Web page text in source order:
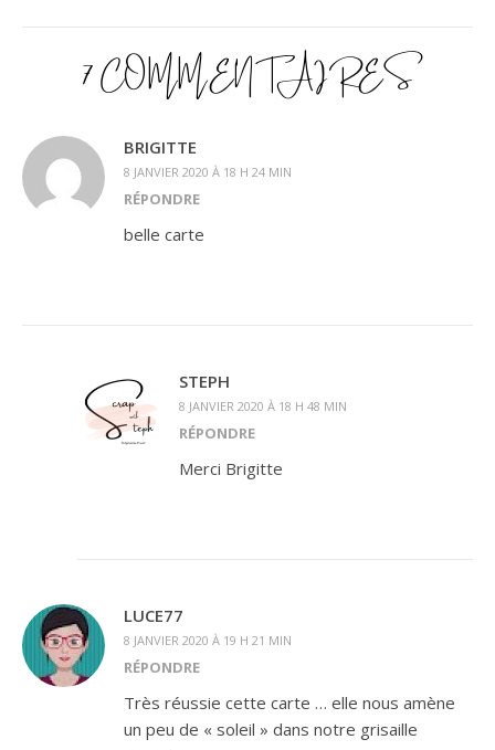
7 COMMENTAIRES
BRIGITTE
8 JANVIER 2020 À 18 H 24 MIN
RÉPONDRE
belle carte
STEPH
8 JANVIER 2020 À 18 H 48 MIN
RÉPONDRE
Merci Brigitte
LUCE77
8 JANVIER 2020 À 19 H 21 MIN
RÉPONDRE
Très réussie cette carte … elle nous amène
un peu de « soleil » dans notre grisaille